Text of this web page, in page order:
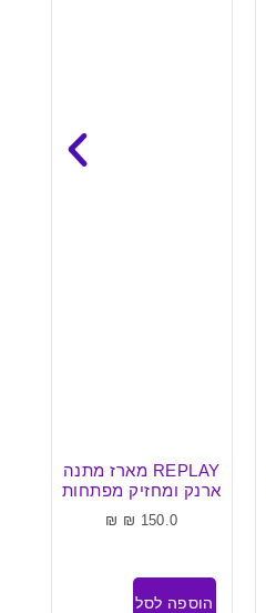
REPLAY מארז מתנה
ארנק ומחזיק מפתחות
150.0
₪
₪
הוספה לסל